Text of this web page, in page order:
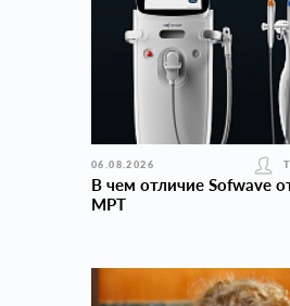
06.08.2026
В чем отличие Sofwave
MPT